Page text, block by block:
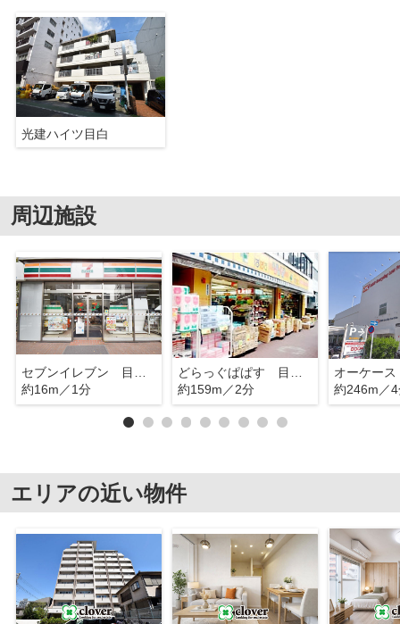
光建ハイツ目白
周辺施設
セブンイレブン 目白５丁目目白通り
約16m／1分
どらっぐぱぱす 目白店
約159m／2分
約246m／
エリアの近い物件